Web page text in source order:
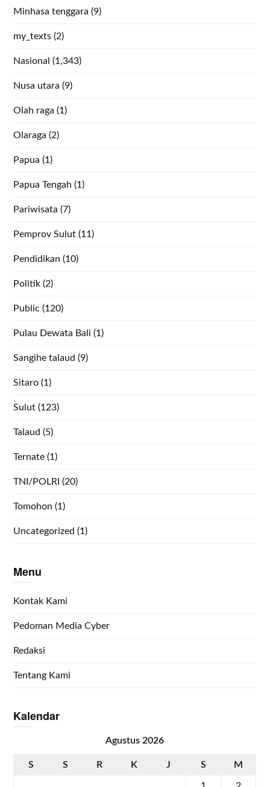
Minhasa tenggara (9)
my_texts (2)
Nasional (1,343)
Nusa utara (9)
Olah raga (1)
Olaraga (2)
Papua (1)
Papua Tengah (1)
Pariwisata (7)
Pemprov Sulut (11)
Pendidikan (10)
Politik (2)
Public (120)
Pulau Dewata Bali (1)
Sangihe talaud (9)
Sitaro (1)
Sulut (123)
Talaud (5)
Ternate (1)
TNI/POLRI (20)
Tomohon (1)
Uncategorized (1)
Menu
Kontak Kami
Pedoman Media Cyber
Redaksi
Tentang Kami
Kalendar
Agustus 2026
S S R K J S M